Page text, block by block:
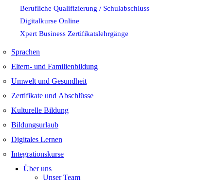
Berufliche Qualifizierung / Schulabschluss
Digitalkurse Online
Xpert Business Zertifikatslehrgänge
Sprachen
Eltern- und Familienbildung
Umwelt und Gesundheit
Zertifikate und Abschlüsse
Kulturelle Bildung
Bildungsurlaub
Digitales Lernen
Integrationskurse
Über uns
Unser Team